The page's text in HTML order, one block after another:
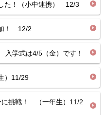
た！（小中連携） 12/3
！ 12/2
学式は4/5（金）です！
）11/29
に挑戦！ （一年生）11/2